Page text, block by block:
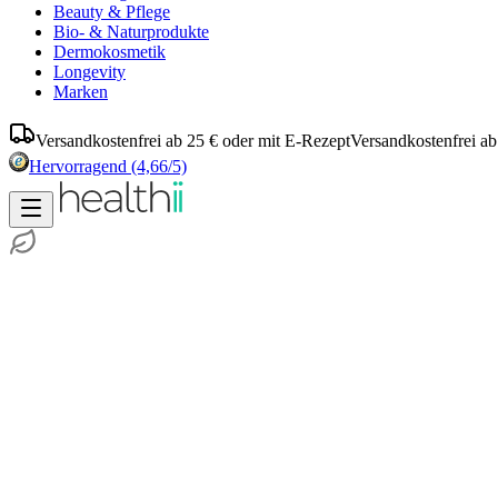
Beauty & Pflege
Bio- & Naturprodukte
Dermokosmetik
Longevity
Marken
Versandkostenfrei ab 25 € oder mit E-RezeptVersandkostenfrei
Hervorragend (4,66/5)